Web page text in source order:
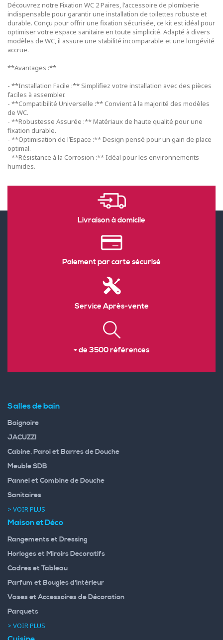
Découvrez notre Fixation WC 2 Paires, l'accessoire de plomberie
indispensable pour garantir une installation de toilettes robuste et
durable. Conçu pour offrir une fixation sécurisée, ce kit est idéal pour
optimiser votre espace sanitaire en toute simplicité. Adapté à divers
modèles de WC, il assure une stabilité incomparable et une longévité
accrue.
**Avantages :**
- **Installation Facile :** Simplifiez votre installation avec des pièces
faciles à assembler.
- **Compatibilité Universelle :** Convient à la majorité des modèles
de WC.
- **Robustesse Assurée :** Matériaux de haute qualité pour une
fixation durable.
- **Optimisation de l’Espace :** Design pensé pour un gain de place
optimal.
- **Résistance à la Corrosion :** Idéal pour les environnements
humides.
Livraison à domicile
Paiement par carte sécurisé
Service Après-vente
+ de 3500 références
Salles de bain
Baignoire
JACUZZI
Cabine, Paroi et Barres de Douche
Meuble SDB
Pannel et Combine de Douche
Sanitaires
> VOIR PLUS
Maison et Déco
Rangements et Dressing
Horloges et Miroirs Decoratifs
Cadres et Tableau
Parfum et Bougies d'intérieur
Vases et Accessoires de Décoration
Parquets
> VOIR PLUS